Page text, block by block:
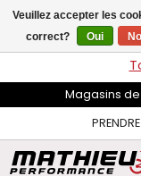
flèches
haut
et
pour
sélectionner
disponible.
Appuyez
LIVRAISON GRATUITE
Magasins
Veuillez accepter les
correct?
Oui